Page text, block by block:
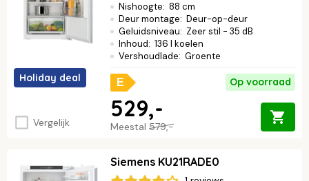
Holiday deal
Vergelijk
Nishoogte: 88 cm
Deur montage: Deur-op-deur
Geluidsniveau: Zeer stil - 35 dB
Inhoud: 136 l koelen
Vershoudlade: Groente
E Op voorraad
Meestal 579,-
529,-
Siemens KU21RADE0